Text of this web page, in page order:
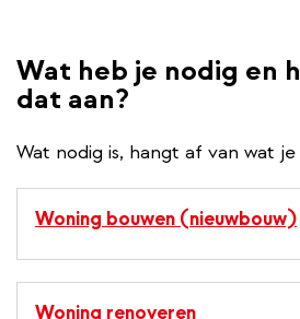
Wat heb je nodig en
dat aan?
Wat nodig is, hangt af van wat
Woning bouwen (nieuwbouw)
Woning renoveren